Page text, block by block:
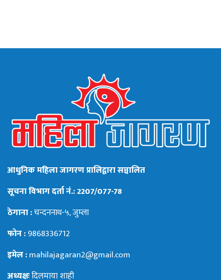
आधुनिक महिला जागरण प्रालिद्वारा सञ्चालित
सूचना विभाग दर्ता नं.: 2207/077-78
ठेगाना :चन्दननाथ-५, जुम्ला
फोन :9868336712
इमेल :mahilajagaran2@gmail.com
अध्यक्षःदिलमाया शाही